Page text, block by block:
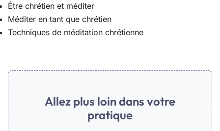
Être chrétien et méditer
Méditer en tant que chrétien
Techniques de méditation chrétienne
Allez plus loin dans votre
pratique